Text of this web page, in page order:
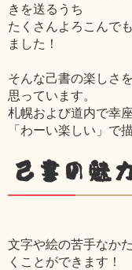
きを送るうち
たくさんよろこんで
ました！
そんな己書の楽しさ
思っています。
札幌および道内で幸
「わーい楽しい」で
己書の魅
文字や絵の苦手なか
くことができます！